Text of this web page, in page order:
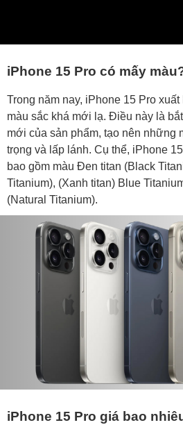
iPhone 15 Pro có mấy
Trong năm nay, iPhone 15 Pro
màu sắc khá mới lạ. Điều này là
mới của sản phẩm, tạo nên những
trọng và lấp lánh. Cụ thể, iPhone
bao gồm màu Đen titan (Black
Titanium), (Xanh titan) Blue
(Natural Titanium).
iPhone 15 Pro giá bao